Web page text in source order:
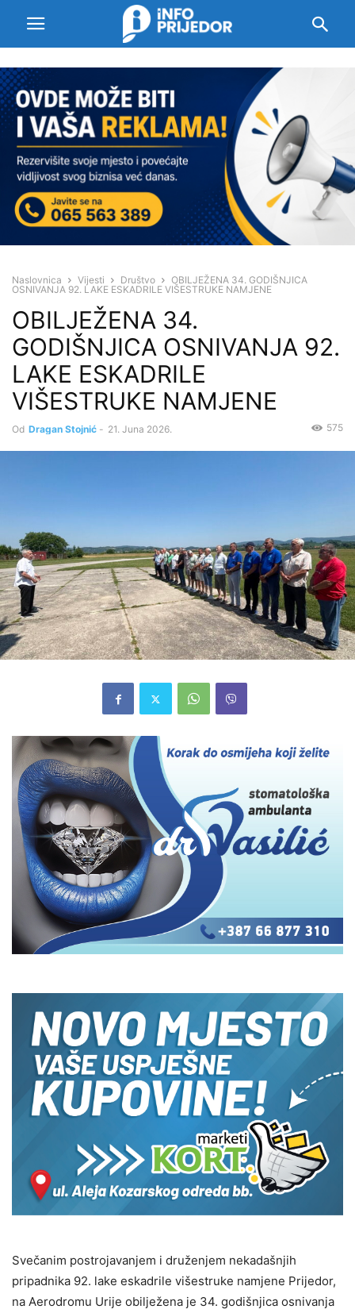
Naslovnica Vijesti Društvo
OBILJEŽENA 34. GODIŠNJICA
OSNIVANJA 92. LAKE ESKADRILE VIŠESTRUKE NAMJENE
OBILJEŽENA 34.
GODIŠNJICA OSNIVANJA 92.
LAKE ESKADRILE
VIŠESTRUKE NAMJENE
Od Dragan Stojnić - 21. Juna 2026. 575
Svečanim postrojavanjem i druženjem nekadašnjih
pripadnika 92. lake eskadrile višestruke namjene Prijedor,
na Aerodromu Urije obilježena je 34. godišnjica osnivanja